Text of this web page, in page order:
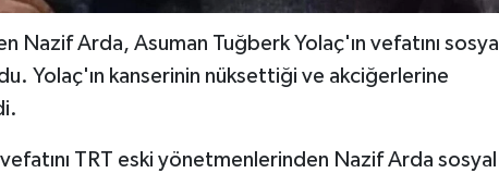
Nazif Arda, Asuman Tuğberk Yolaç'ın vefatını sosyal
Yolaç'ın kanserinin nüksettiği ve akciğerlerine
TRT eski yönetmenlerinden Nazif Arda sosyal